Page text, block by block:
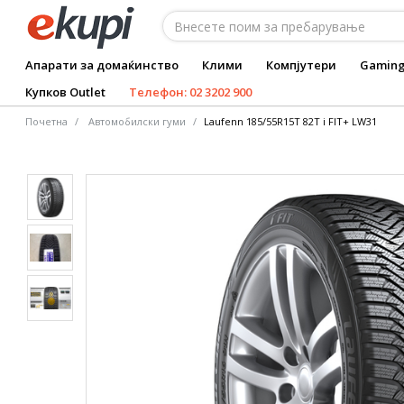
Апарати за домаќинство Клими Компјутери
Купков Outlet
Телефон: 02 3202 900
Почетна Автомобилски гуми Laufenn 185/55R15T 82T i FIT+ LW31